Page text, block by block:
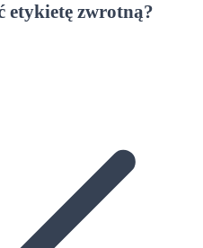
etykietę zwrotną?